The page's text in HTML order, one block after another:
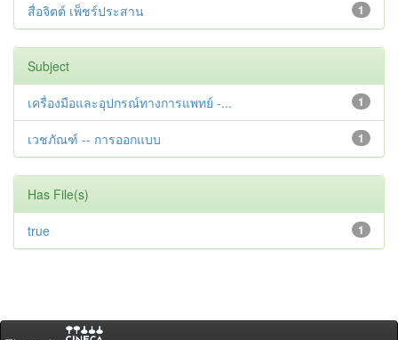
1
สื่อจิตต์ เพ็ชร์ประสาน
Subject
1
เครื่องมือและอุปกรณ์ทางการแพทย์ -...
1
เวชภัณฑ์ -- การออกแบบ
Has File(s)
1
true